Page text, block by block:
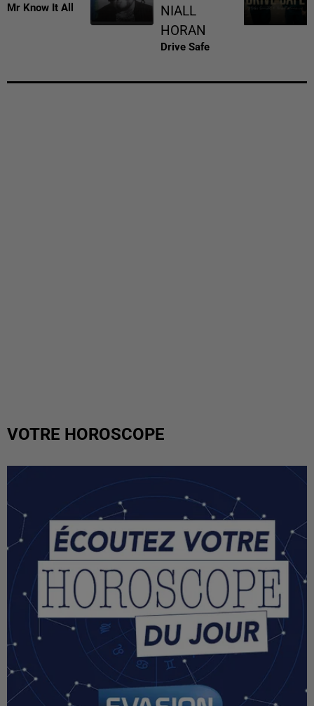
Mr Know It All
NIALL
HORAN
Drive Safe
VOTRE HOROSCOPE